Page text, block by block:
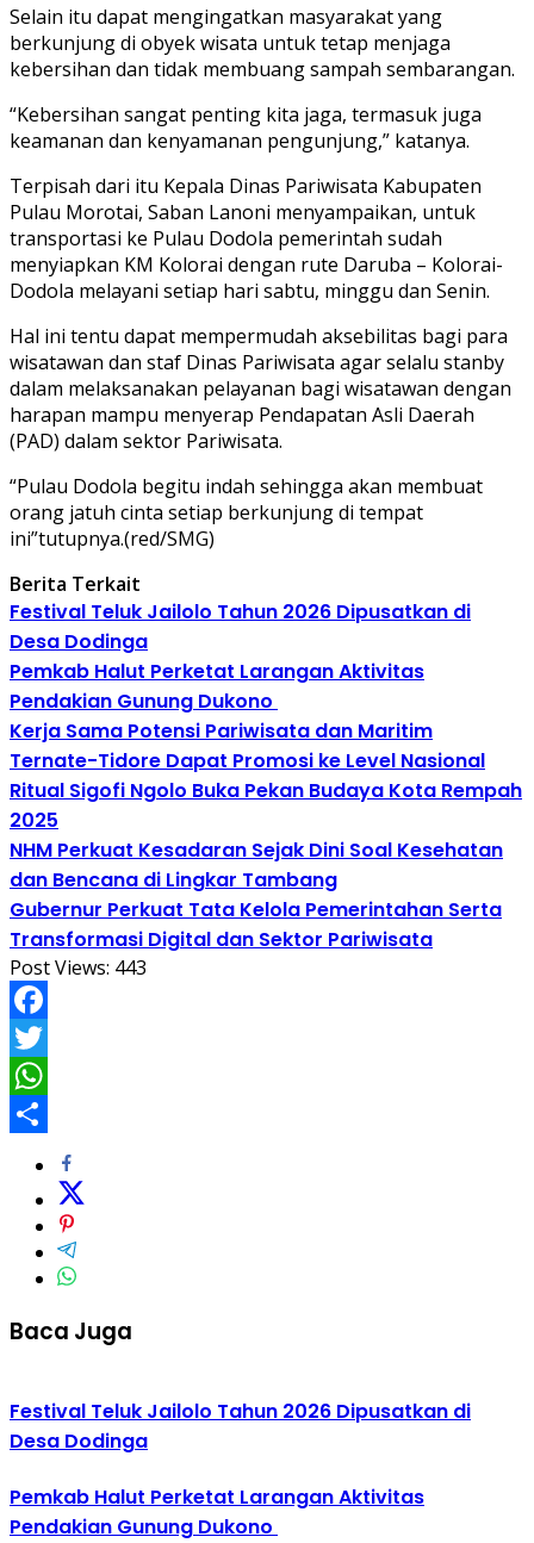
Selain itu dapat mengingatkan masyarakat yang
berkunjung di obyek wisata untuk tetap menjaga
kebersihan dan tidak membuang sampah sembarangan.
“Kebersihan sangat penting kita jaga, termasuk juga
keamanan dan kenyamanan pengunjung,” katanya.
Terpisah dari itu Kepala Dinas Pariwisata Kabupaten
Pulau Morotai, Saban Lanoni menyampaikan, untuk
transportasi ke Pulau Dodola pemerintah sudah
menyiapkan KM Kolorai dengan rute Daruba – Kolorai-
Dodola melayani setiap hari sabtu, minggu dan Senin.
Hal ini tentu dapat mempermudah aksebilitas bagi para
wisatawan dan staf Dinas Pariwisata agar selalu stanby
dalam melaksanakan pelayanan bagi wisatawan dengan
harapan mampu menyerap Pendapatan Asli Daerah
(PAD) dalam sektor Pariwisata.
“Pulau Dodola begitu indah sehingga akan membuat
orang jatuh cinta setiap berkunjung di tempat
ini”tutupnya.(red/SMG)
Berita Terkait
Festival Teluk Jailolo Tahun 2026 Dipusatkan di
Desa Dodinga
Pemkab Halut Perketat Larangan Aktivitas
Pendakian Gunung Dukono
Kerja Sama Potensi Pariwisata dan Maritim
Ternate-Tidore Dapat Promosi ke Level Nasional
Ritual Sigofi Ngolo Buka Pekan Budaya Kota Rempah
2025
NHM Perkuat Kesadaran Sejak Dini Soal Kesehatan
dan Bencana di Lingkar Tambang
Gubernur Perkuat Tata Kelola Pemerintahan Serta
Transformasi Digital dan Sektor Pariwisata
Post Views: 443
Facebook
Twitter
WhatsApp
Baca Juga
Festival Teluk Jailolo Tahun 2026 Dipusatkan di
Desa Dodinga
Pemkab Halut Perketat Larangan Aktivitas
Pendakian Gunung Dukono